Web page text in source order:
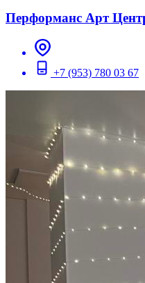
Перформанс Арт
+7 (953) 780 03 67